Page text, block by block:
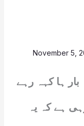
November 5,
ہا کہہ رہے
ہے کہ یہ